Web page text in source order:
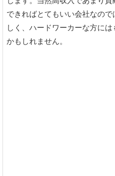
できればとてもいい会社なの
しく、ハードワーカーな方に
かもしれません。